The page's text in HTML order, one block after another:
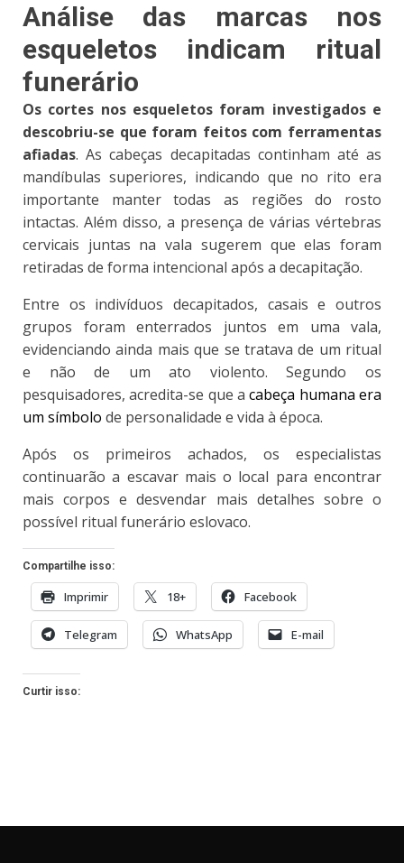
Análise das marcas nos
esqueletos indicam ritual
funerário
Os cortes nos esqueletos foram investigados e
descobriu-se que foram feitos com ferramentas
afiadas. As cabeças decapitadas continham até as
mandíbulas superiores, indicando que no rito era
importante manter todas as regiões do rosto
intactas. Além disso, a presença de várias vértebras
cervicais juntas na vala sugerem que elas foram
retiradas de forma intencional após a decapitação.
Entre os indivíduos decapitados, casais e outros
grupos foram enterrados juntos em uma vala,
evidenciando ainda mais que se tratava de um ritual
e não de um ato violento. Segundo os
pesquisadores,acredita-se que acabeça humana era
um símbolo de personalidade e vida à época.
Após os primeiros achados, os especialistas
continuarão a escavar mais o local para encontrar
mais corpos e desvendar mais detalhes sobre o
possível ritual funerário eslovaco.
Compartilhe isso:
Imprimir 18+ Facebook
Telegram WhatsApp E-mail
Curtir isso: